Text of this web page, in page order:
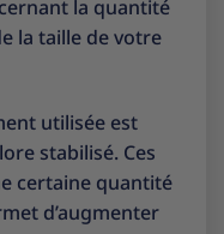
la quantité
la taille de votre
utilisée est
stabilisé. Ces
certaine quantité
d’augmenter